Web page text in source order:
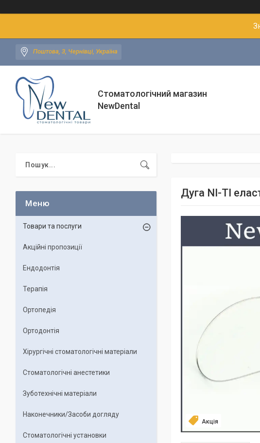
Поштова, 3, Чернівці, Україна
Стоматологічний магазин
NewDental
Дуга NI-TI
Акція
Товари та послуги
Акційні пропозиції
Ендодонтія
Терапія
Ортопедія
Ортодонтія
Хірургічні стоматологічні матеріали
Стоматологічні анестетики
Зуботехнічні матеріали
Наконечники/Засоби догляду
Стоматологічні установки